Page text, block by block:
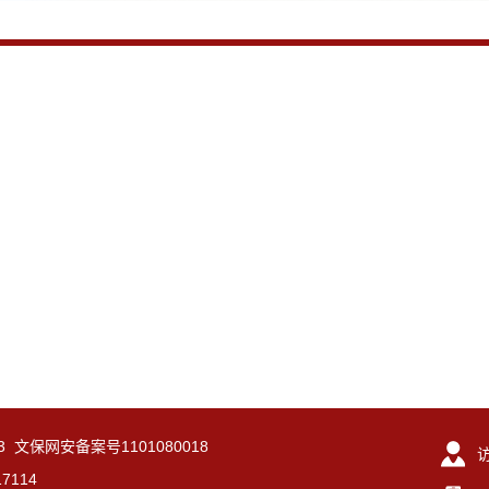
文保网安备案号1101080018